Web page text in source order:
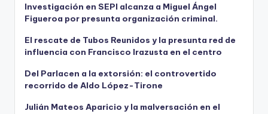
Investigación en SEPI alcanza a Miguel Ángel
Figueroa por presunta organización criminal.
El rescate de Tubos Reunidos y la presunta red de
influencia con Francisco Irazusta en el centro
Del Parlacen a la extorsión: el controvertido
recorrido de Aldo López-Tirone
Julián Mateos Aparicio y la malversación en el